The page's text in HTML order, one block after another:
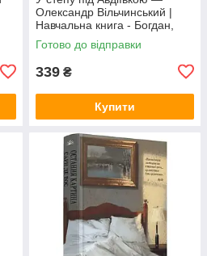
Олександр Вільчинський |
Навчальна книга - Богдан,
книга українською, нова,
тверда
Готово до відправки
339 ₴
Купити